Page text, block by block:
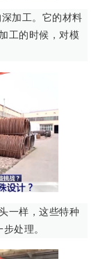
加工。它的材料
工的时候，对模
一样，这些特种
处理。